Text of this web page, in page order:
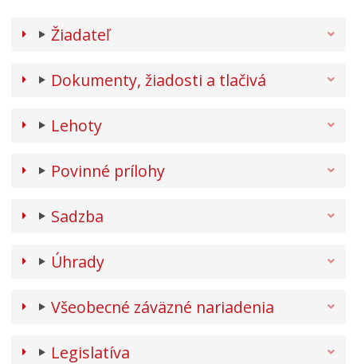
Žiadateľ
Dokumenty, žiadosti a tlačivá
Lehoty
Povinné prílohy
Sadzba
Úhrady
Všeobecné záväzné nariadenia
Legislatíva